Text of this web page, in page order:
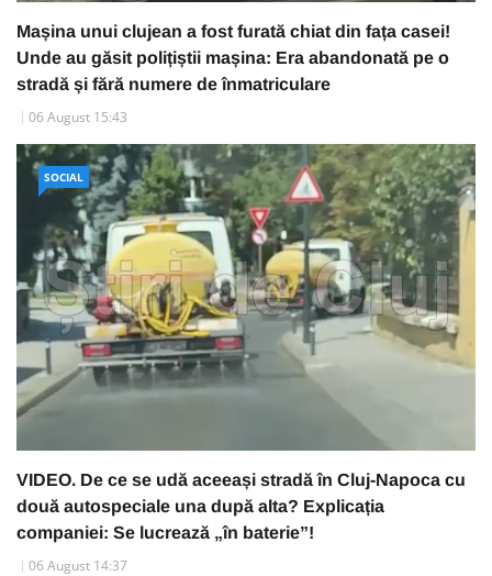
Mașina unui clujean a fost furată chiat din fața casei!
Unde au găsit polițiștii mașina: Era abandonată pe o
stradă și fără numere de înmatriculare
06 August 15:43
SOCIAL
VIDEO. De ce se udă aceeași stradă în Cluj-Napoca cu
două autospeciale una după alta? Explicația
companiei: Se lucrează „în baterie”!
06 August 14:37